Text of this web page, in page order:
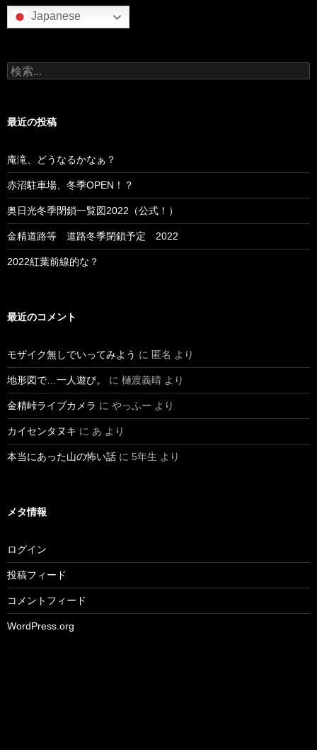
Japanese
検
索:
最近の投稿
庵滝、どうなるかなぁ？
赤沼駐車場、冬季OPEN！？
奥日光冬季閉鎖一覧図2022（公式！）
金精道路等 道路冬季閉鎖予定 2022
2022紅葉前線的な？
最近のコメント
モザイク無しでいってみよう に 匿名 より
地形図で…一人遊び。 に 樋渡義晴 より
金精峠ライブカメラ に やっふー より
カイセンタヌキ に あ より
本当にあった山の怖い話 に 5年生 より
メタ情報
ログイン
投稿フィード
コメントフィード
WordPress.org